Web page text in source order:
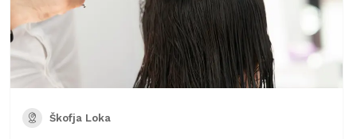
Škofja Loka